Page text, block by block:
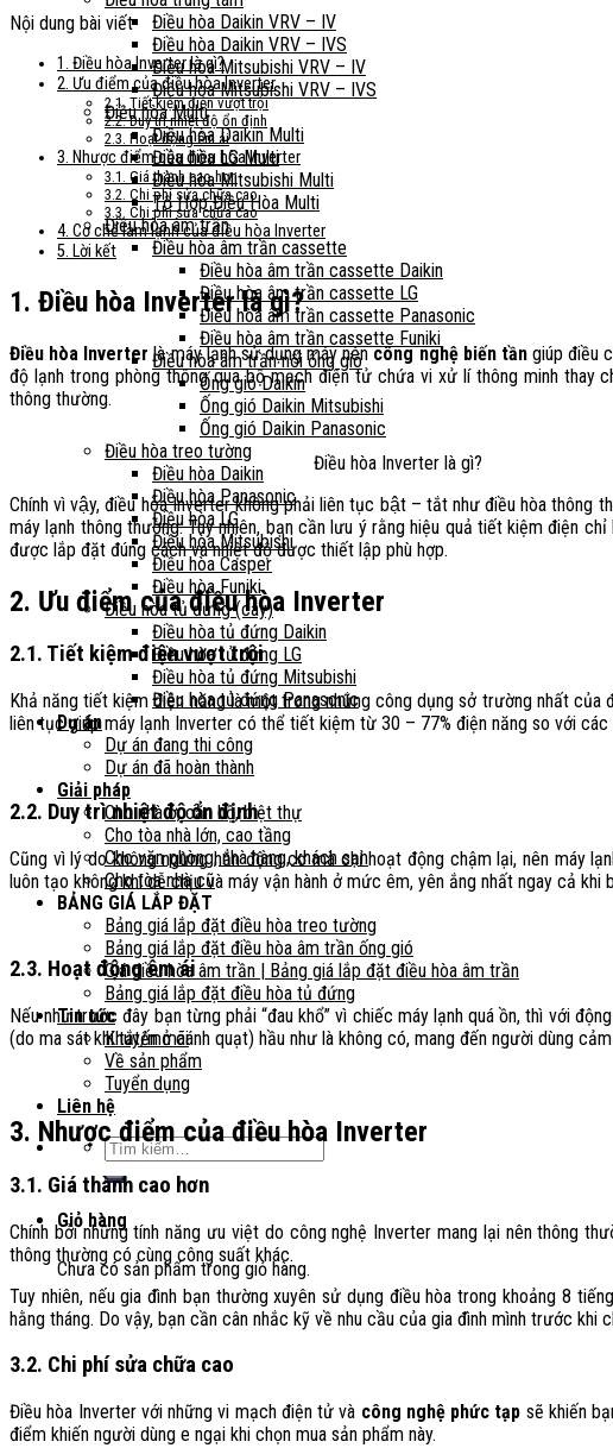
Điều hòa Daikin VRV – IV
Điều hòa Daikin VRV – IVS
Điều hòa Mitsubishi VRV – IV
Điều hòa Mitsubishi VRV – IVS
Điều hòa Multi
Điều hòa Daikin Multi
Điều hòa LG Multi
Điều hòa Mitsubishi Multi
Tổ Hợp Điều Hòa Multi
Điều hòa âm trần
Điều hòa âm trần cassette
Điều hòa âm trần cassette Daikin
Điều hòa âm trần cassette LG
Điều hòa âm trần cassette Panasonic
Điều hòa âm trần cassette Funiki
Điều hòa âm trần nối ống gió
Ống gió Daikin
Ống gió Daikin Mitsubishi
Ống gió Daikin Panasonic
Điều hòa treo tường
Điều hòa Daikin
Điều hòa Panasonic
Điều hòa LG
Điều hòa Mitsubishi
Điều hòa Casper
Điều hòa Funiki
Điều hòa tủ đứng (cây)
Điều hòa tủ đứng Daikin
Điều hòa tủ đứng LG
Điều hòa tủ đứng Mitsubishi
Điều hòa tủ đứng Panasonic
Dự án
Dự án đang thi công
Dự án đã hoàn thành
Giải pháp
Cho nhà ở, căn hộ, biệt thự
Cho tòa nhà lớn, cao tầng
Cho văn phòng, nhà hàng, khách sạn
Cho tòa nhà cũ
BẢNG GIÁ LẮP ĐẶT
Bảng giá lắp đặt điều hòa treo tường
Bảng giá lắp đặt điều hòa âm trần ống gió
Giá điều hòa âm trần | Bảng giá lắp đặt điều hòa âm trần
Bảng giá lắp đặt điều hòa tủ đứng
Tin tức
Khuyến mãi
Về sản phẩm
Tuyển dụng
Liên hệ
Tìm
kiếm:
Giỏ hàng
Chưa có sản phẩm trong giỏ hàng.
Nội dung bài viết
1. Điều hòa Inverter là gì?
2. Ưu điểm của điều hòa Inverter
2.1. Tiết kiệm điện vượt trội
2.2. Duy trì nhiệt độ ổn định
2.3. Hoạt động êm ái
3. Nhược điểm của điều hòa Inverter
3.1. Giá thành cao hơn
3.2. Chi phí sửa chữa cao
3.3. Chi phí sửa chữa cao
4. Cơ chế làm lạnh của điều hòa Inverter
5. Lời kết
1. Điều hòa Inverter là gì?
Điều hòa Inverter là máy lạnh sử dụng máy néncông nghệ biến tầngiúp điều
độ lạnh trong phòng thông qua bộ mạch điện tử chứa vi xử lí thông minh
thông thường.
Điều hòa Inverter là gì?
Chính vì vậy, điều hòa Inverter không phải liên tục bật – tắt như điều hòa thông
máy lạnh thông thường. Tuy nhiên, bạn cần lưu ý rằng hiệu quả tiết kiệm điện
được lắp đặt đúng cách và nhiệt độ được thiết lập phù hợp.
2. Ưu điểm của điều hòa Inverter
2.1. Tiết kiệm điện vượt trội
Khả năng tiết kiệm điện năng là một trong những công dụng sở trường nhất
liên tục giúp máy lạnh Inverter có thể tiết kiệm từ 30 – 77% điện năng so với
2.2. Duy trì nhiệt độ ổn định
Cũng vì lý do không ngừng hẳn động cơ mà chỉ hoạt động chậm lại, nên máy
luôn tạo không khí dễ chịu và máy vận hành ở mức êm, yên ắng nhất ngay cả khi
2.3. Hoạt động êm ái
Nếu như trước đây bạn từng phải “đau khổ” vì chiếc máy lạnh quá ồn, thì với
(do ma sát khi tắt/mở cánh quạt) hầu như là không có, mang đến người dùng
3. Nhược điểm của điều hòa Inverter
3.1. Giá thành cao hơn
Chính bởi những tính năng ưu việt do công nghệ Inverter mang lại nên thông
thông thường có cùng công suất khác.
Tuy nhiên, nếu gia đình bạn thường xuyên sử dụng điều hòa trong khoảng 8
hằng tháng. Do vậy, bạn cần cân nhắc kỹ về nhu cầu của gia đình mình trước khi
3.2. Chi phí sửa chữa cao
Điều hòa Inverter với những vi mạch điện tử và công nghệ phức tạp sẽ khiến
điểm khiến người dùng e ngại khi chọn mua sản phẩm này.